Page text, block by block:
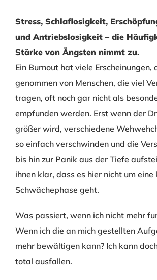
Stress, Schlaflosigkeit,
und Antriebslosigkeit – die
Stärke von Ängsten nimmt zu.
Ein Burnout hat viele Erscheinungen,
genommen von Menschen, die viel
tragen, oft noch gar nicht als
empfunden werden. Erst wenn der
größer wird, verschiedene
so einfach verschwinden und die
bis hin zur Panik aus der Tiefe
ihnen klar, dass es hier nicht um eine
Schwächephase geht.
Was passiert, wenn ich nicht mehr
Wenn ich die an mich gestellten
mehr bewältigen kann? Ich kann
total ausfallen.